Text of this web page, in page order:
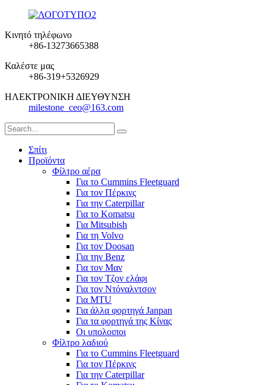
Κινητό τηλέφωνο
+86-13273665388
Καλέστε μας
+86-319+5326929
ΗΛΕΚΤΡΟΝΙΚΗ ΔΙΕΥΘΥΝΣΗ
milestone_ceo@163.com
Σπίτι
Προϊόντα
Φίλτρο αέρα
Για το Cummins Fleetguard
Για τον Πέρκινς
Για την Caterpillar
Για το Komatsu
Για Mitsubish
Για τη Volvo
Για τον Doosan
Για την Benz
Για τον Μαν
Για τον Τζον ελάφι
Για τον Ντόναλντσον
Για MTU
Για άλλα φορτηγά Janpan
Για τα φορτηγά της Κίνας
Οι υπολοιποι
Φίλτρο λαδιού
Για το Cummins Fleetguard
Για τον Πέρκινς
Για την Caterpillar